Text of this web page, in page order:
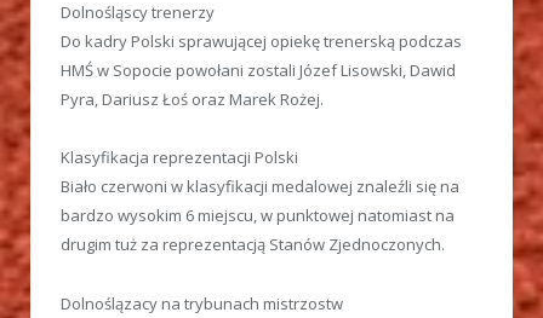
Dolnośląscy trenerzy
Do kadry Polski sprawującej opiekę trenerską podczas
HMŚ w Sopocie powołani zostali Józef Lisowski, Dawid
Pyra, Dariusz Łoś oraz Marek Rożej.
Klasyfikacja reprezentacji Polski
Biało czerwoni w klasyfikacji medalowej znaleźli się na
bardzo wysokim 6 miejscu, w punktowej natomiast na
drugim tuż za reprezentacją Stanów Zjednoczonych.
Dolnoślązacy na trybunach mistrzostw